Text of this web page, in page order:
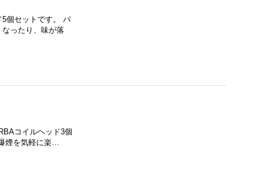
個セットです。 バ
ったり、味が落
コイルヘッド3個
煙を気軽に楽…